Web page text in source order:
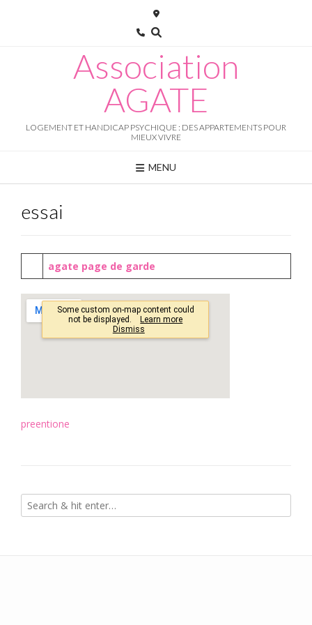
Association
AGATE
LOGEMENT ET HANDICAP PSYCHIQUE : DES APPARTEMENTS POUR
MIEUX VIVRE
MENU
essai
agate page de garde
preentione